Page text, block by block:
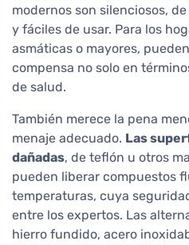
modernos son silenciosos,
y fáciles de usar. Para los
asmáticas o mayores,
compensa no solo en
de salud.
También merece la pena
menaje adecuado. Las
dañadas, de teflón u otros
pueden liberar compuestos
temperaturas, cuya
entre los expertos. Las
hierro fundido, acero